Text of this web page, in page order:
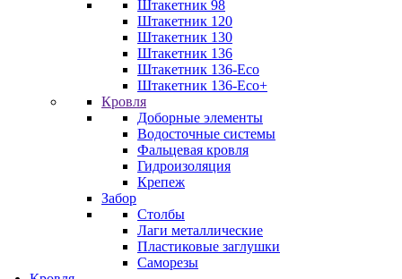
Штакетник 98
Штакетник 120
Штакетник 130
Штакетник 136
Штакетник 136-Eco
Штакетник 136-Eco+
Кровля
Доборные элементы
Водосточные системы
Фальцевая кровля
Гидроизоляция
Крепеж
Забор
Столбы
Лаги металлические
Пластиковые заглушки
Саморезы